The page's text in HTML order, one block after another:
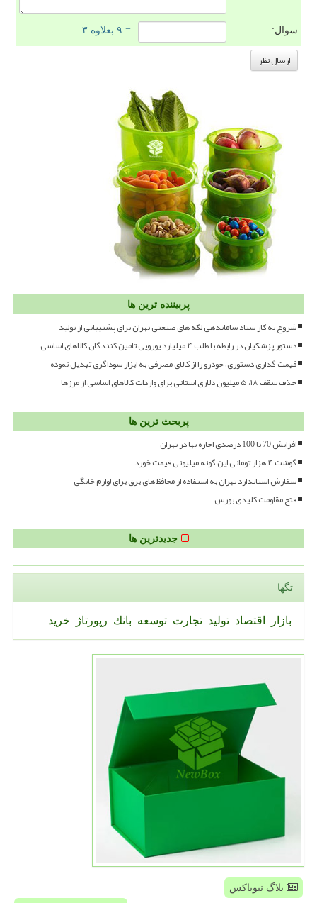
سوال: = ۹ بعلاوه ۳
پربیننده ترین ها
شروع به کار ستاد ساماندهی لکه های صنعتی تهران برای پشتیبانی از تولید
دستور پزشکیان در رابطه با طلب ۴ میلیارد یورویی تامین کنندگان کالاهای اساسی
قیمت گذاری دستوری، خودرو را از کالای مصرفی به ابزار سوداگری تبدیل نموده
حذف سقف ۱۸، ۵ میلیون دلاری استانی برای واردات کالاهای اساسی از مرزها
پربحث ترین ها
افزایش 70 تا 100 درصدی اجاره بها در تهران
گوشت ۴ هزار تومانی این گونه میلیونی قیمت خورد
سفارش استاندارد تهران به استفاده از محافظ های برق برای لوازم خانگی
فتح مقاومت کلیدی بورس
جدیدترین ها
تگها
بازار اقتصاد تولید تجارت توسعه بانك رپورتاژ خرید
بلاگ نیوباکس